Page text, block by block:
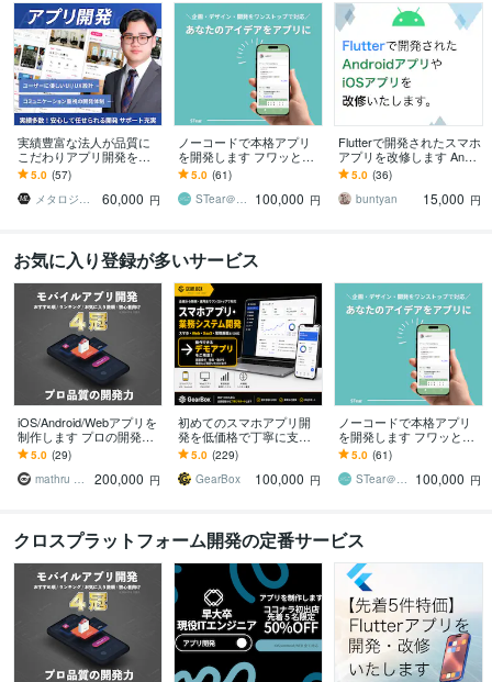
実績豊富な法人が品質に
こだわりアプリ開発をし
ます 上場企業からの依頼
や38万DLなど、開発・公
開実績が豊富です
5.0 (57)
メタロジカル株式会社【アプリ開発・運用】
60,000 円
ノーコードで本格アプリ
を開発します フワッとし
た構想から一緒に形にし
ます
5.0 (61)
STear＠アプリ開発
100,000 円
Flutterで開発されたスマホ
アプリを改修します Andr
oidアプリやiOSアプリど
ちらも改修可能です。
5.0 (36)
buntyan
15,000 円
お気に入り登録が多いサービス
iOS/Android/Webアプリを
制作します プロの開発力
で低価格・高品質なアプ
リをリリースまでサポー
ト
5.0 (29)
mathru 広瀬マサル
200,000 円
初めてのスマホアプリ開
発を低価格で丁寧に支援
します 10日～2週間程度
で作成可能です
5.0 (229)
GearBox
100,000 円
ノーコードで本格アプリ
を開発します フワッとし
た構想から一緒に形にし
ます
5.0 (61)
STear＠アプリ開発
100,000 円
クロスプラットフォーム開発の定番サービス